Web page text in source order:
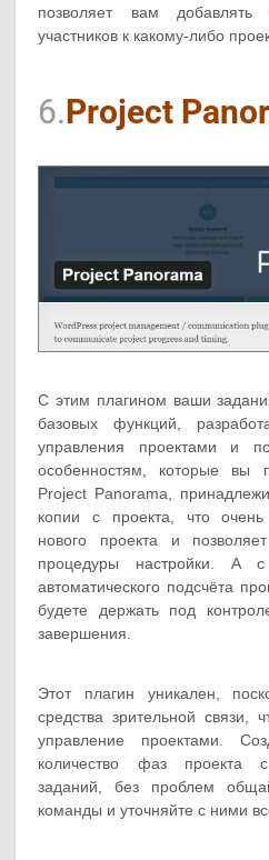
позволяет вам добавлять
участников к какому-либо
6.Project
С этим плагином ваши
базовых функций,
управления проектами и
особенностям, которые вы
Project Panorama,
копии с проекта, что
нового проекта и
процедуры настройки. А
автоматического подсчёта
будете держать под
завершения.
Этот плагин уникален,
средства зрительной связи,
управление проектами.
количество фаз проекта
заданий, без проблем
команды и уточняйте с ними